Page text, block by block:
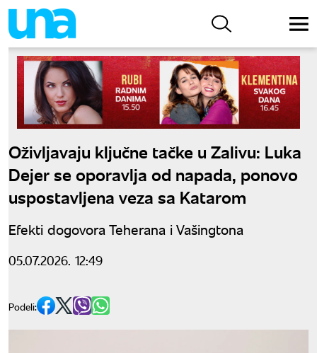
Oživljavaju ključne tačke u Zalivu: Luka
Dejer se oporavlja od napada, ponovo
uspostavljena veza sa Katarom
Efekti dogovora Teherana i Vašingtona
05.07.2026. 12:49
Podeli: